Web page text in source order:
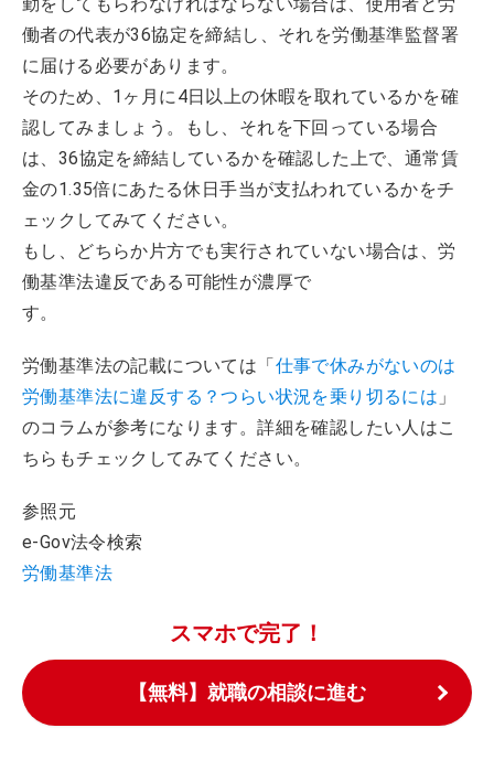
働者の代表が36協定を締結し、それを労働基準監督署
に届ける必要があります。
そのため、1ヶ月に4日以上の休暇を取れているかを確
認してみましょう。もし、それを下回っている場合
は、36協定を締結しているかを確認した上で、通常賃
金の1.35倍にあたる休日手当が支払われているかをチ
ェックしてみてください。
もし、どちらか片方でも実行されていない場合は、労
働基準法違反である可能性が濃厚で
す。
労働基準法の記載については「仕事で休みがないのは
労働基準法に違反する？つらい状況を乗り切るには 」
のコラムが参考になります。詳細を確認したい人はこ
ちらもチェックしてみてください。
参照元
e-Gov法令検索
労働基準法
スマホで完了！
【無料】就職の相談に進む